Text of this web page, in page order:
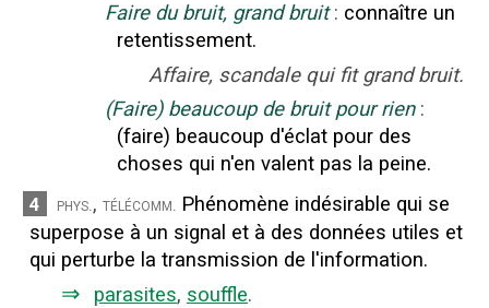
Faire du bruit, grand bruit : connaître un
retentissement.
Affaire, scandale qui fit grand bruit.
(Faire) beaucoup de bruit pour rien :
(faire) beaucoup d'éclat pour des
choses qui n'en valent pas la peine.
4 phys. , télécomm. Phénomène indésirable qui se
superpose à un signal et à des données utiles et
qui perturbe la transmission de l'information.
⇒ parasites, souffle.